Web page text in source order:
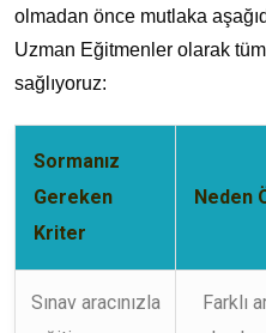
olmadan önce mutlaka
Uzman Eğitmenler olarak
sağlıyoruz:
Sormanız
Gereken
Kriter
Neden
Sınav aracınızla
Farklı